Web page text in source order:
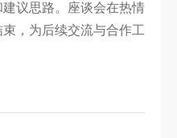
议思路。座谈会在热情
，为后续交流与合作工